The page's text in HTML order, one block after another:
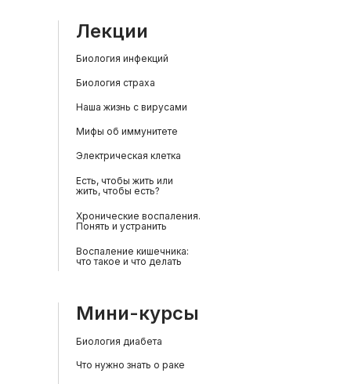
Мини-курсы
Что нужно знать о раке
Лекции
Биология инфекций
Биология страха
Наша жизнь с вирусами
Электрическая клетка
Мифы об иммунитете
Есть, чтобы жить или
жить, чтобы есть?
Хронические воспаления.
Понять и устранить
Воспаление кишечника:
что такое и что делать
Биология диабета